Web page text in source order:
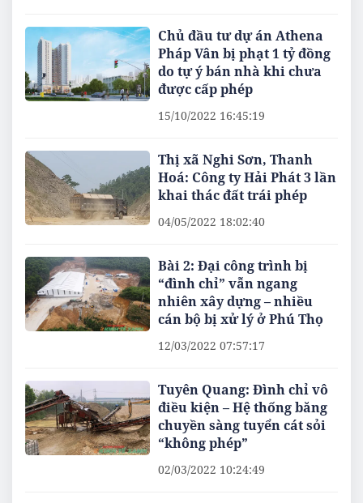
Chủ đầu tư dự án Athena
Pháp Vân bị phạt 1 tỷ đồng
do tự ý bán nhà khi chưa
được cấp phép
15/10/2022 16:45:19
Thị xã Nghi Sơn, Thanh
Hoá: Công ty Hải Phát 3 lần
khai thác đất trái phép
04/05/2022 18:02:40
Bài 2: Đại công trình bị
“đình chỉ” vẫn ngang
nhiên xây dựng – nhiều
cán bộ bị xử lý ở Phú Thọ
12/03/2022 07:57:17
Tuyên Quang: Đình chỉ vô
điều kiện – Hệ thống băng
chuyền sàng tuyển cát sỏi
“không phép”
02/03/2022 10:24:49